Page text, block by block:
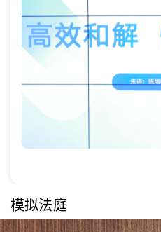
模拟法庭